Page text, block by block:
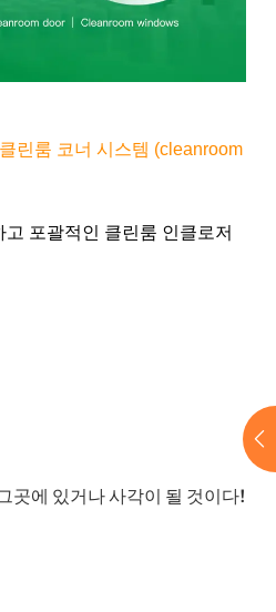
클린룸 코너 시스템 (cleanroom
포괄적인 클린룸 인클로저
곳에 있거나 사각이 될 것이다!